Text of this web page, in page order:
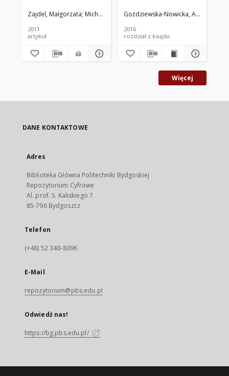
Zajdel, Małgorzata Michalcewicz-Kaniowska, Małgorzata
2011
artykuł
Goździewska-Nowicka, Agnieszka
2016
rozdział z książki
Więcej
DANE KONTAKTOWE
Adres
Biblioteka Główna Politechniki Bydgoskiej
Repozytorium Cyfrowe
Al. prof. S. Kaliskiego 7
85-796 Bydgoszcz
Telefon
(+48) 52 340-8096
E-Mail
repozytorium@pbs.edu.pl
Odwiedź nas!
https://bg.pbs.edu.pl/